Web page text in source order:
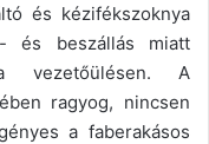
és kézifékszoknya
és beszállás miatt
vezetőülésen. A
ragyog, nincsen
a faberakásos